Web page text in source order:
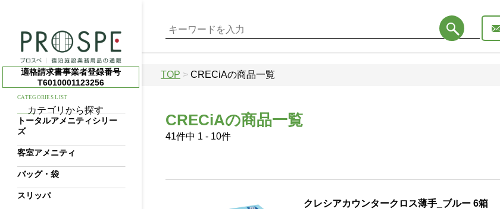
適格請求書事業者登録番号
T6010001123256
CATEGORIES LIST
カテゴリから探す
トータルアメニティシリー
ズ
客室アメニティ
バッグ・袋
スリッパ
TOP > CRECiAの商品一覧
CRECiAの商品一覧
41件中 1 - 10件
クレシアカウンタークロス薄手_ブルー 6箱